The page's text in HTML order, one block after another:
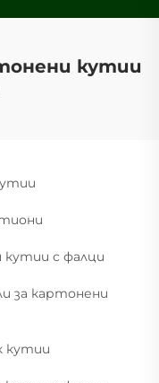
кутии
с фалци
за картонени
кутии